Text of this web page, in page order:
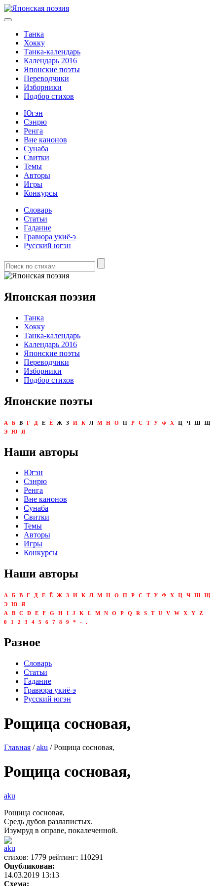
Танка
Хокку
Танка-календарь
Календарь 2016
Японские поэты
Переводчики
Изборники
Подбор стихов
Югэн
Сэнрю
Ренга
Вне канонов
Сунаба
Свитки
Темы
Авторы
Игры
Конкурсы
Словарь
Статьи
Гадание
Гравюра укиё-э
Русский югэн
Японская поэзия
Танка
Хокку
Танка-календарь
Календарь 2016
Японские поэты
Переводчики
Изборники
Подбор стихов
Японские поэты
А Б В Г Д Е Ё Ж З И К Л М Н О П Р С Т У Ф Х Ц Ч Ш
Щ
Э
Ю Я
Наши авторы
Югэн
Сэнрю
Ренга
Вне канонов
Сунаба
Свитки
Темы
Авторы
Игры
Конкурсы
Наши авторы
А Б В Г Д Е Ё Ж З И К Л М Н О П Р С Т У Ф Х Ц Ч Ш
Щ
Э
Ю
Я
A
B C D E F G H I J K L M N O P Q R S T U V W X Y
Z
0
1 2 3 4 5 6 7 8 9 * - .
Разное
Словарь
Статьи
Гадание
Гравюра укиё-э
Русский югэн
Рощица сосновая,
Главная /aku / Рощица сосновая,
Рощица сосновая,
aku
Рощица сосновая,
Средь дубов разлапистых.
Изумруд в оправе, покалеченной.
aku
cтихов: 1779 рейтинг: 110291
Опубликован:
14.03.2019 13:13
Схема: